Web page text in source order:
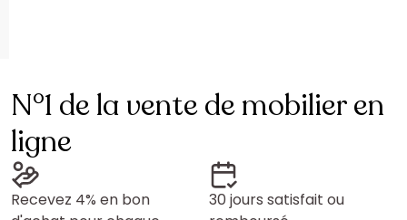
N°1 de la vente de mobilier en
ligne
Recevez 4% en bon
30 jours satisfait ou